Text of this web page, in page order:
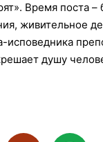
Время поста –
живительное
исповедника
душу